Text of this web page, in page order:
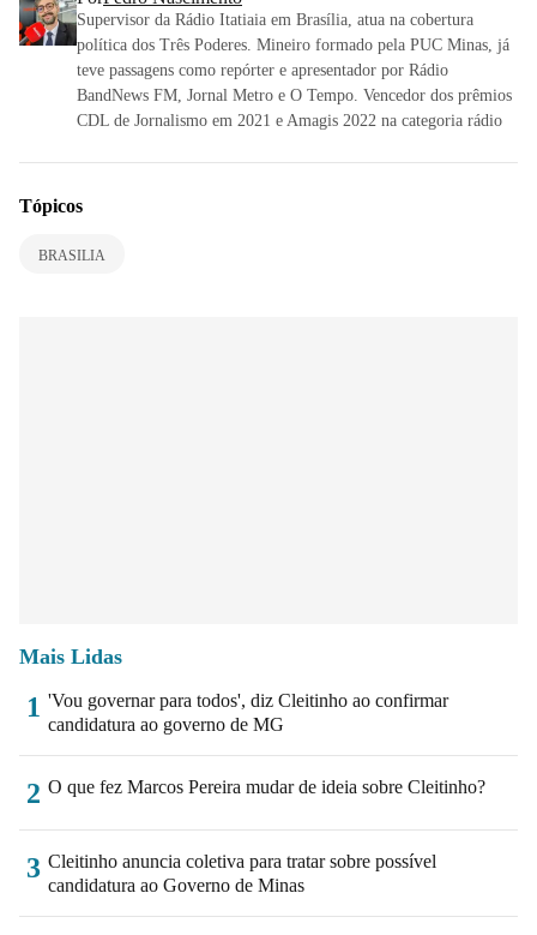
Supervisor da Rádio Itatiaia em Brasília, atua na cobertura
política dos Três Poderes. Mineiro formado pela PUC Minas, já
teve passagens como repórter e apresentador por Rádio
BandNews FM, Jornal Metro e O Tempo. Vencedor dos prêmios
CDL de Jornalismo em 2021 e Amagis 2022 na categoria rádio
Tópicos
BRASILIA
Mais Lidas
1 'Vou governar para todos', diz Cleitinho ao confirmar
candidatura ao governo de MG
2 O que fez Marcos Pereira mudar de ideia sobre Cleitinho?
3 Cleitinho anuncia coletiva para tratar sobre possível
candidatura ao Governo de Minas